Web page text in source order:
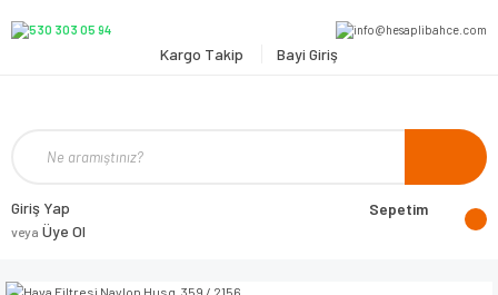
Kargo Takip Bayi Giriş
Giriş Yap
veya Üye Ol
Sepetim